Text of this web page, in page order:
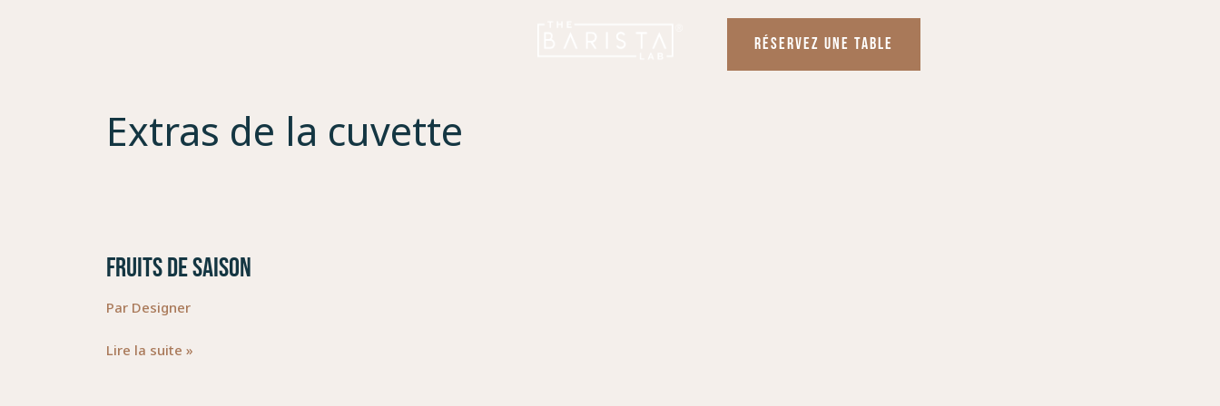
RÉSERVEZ UNE TABLE
Extras de la cuvette
FRUITS DE SAISON
Par Designer
FRUITS
SAISON
Lire la suite »